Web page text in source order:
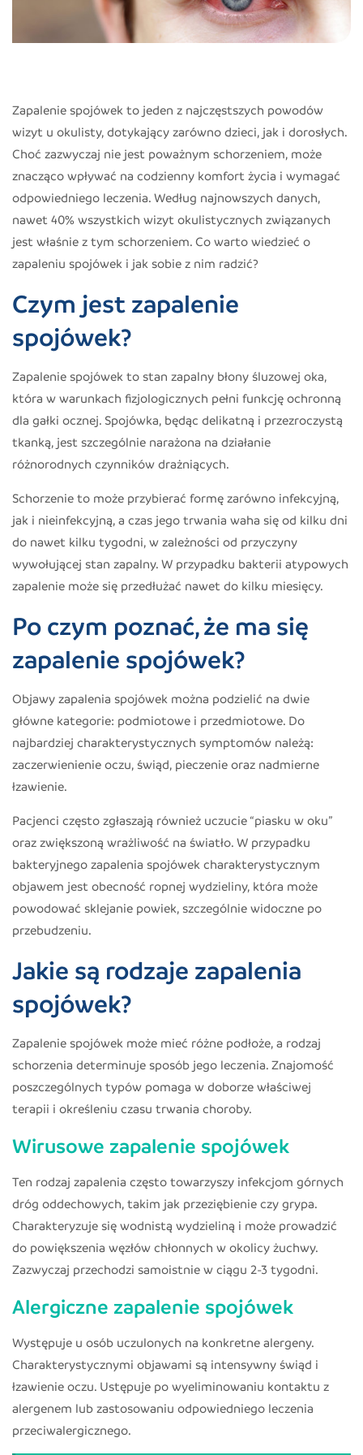
Zapalenie spojówek to jeden z najczęstszych powodów
wizyt u okulisty, dotykający zarówno dzieci, jak i dorosłych.
Choć zazwyczaj nie jest poważnym schorzeniem, może
znacząco wpływać na codzienny komfort życia i wymagać
odpowiedniego leczenia. Według najnowszych danych,
nawet 40% wszystkich wizyt okulistycznych związanych
jest właśnie z tym schorzeniem. Co warto wiedzieć o
zapaleniu spojówek i jak sobie z nim radzić?
Czym jest zapalenie
spojówek?
Zapalenie spojówek to stan zapalny błony śluzowej oka,
która w warunkach fizjologicznych pełni funkcję ochronną
dla gałki ocznej. Spojówka, będąc delikatną i przezroczystą
tkanką, jest szczególnie narażona na działanie
różnorodnych czynników drażniących.
Schorzenie to może przybierać formę zarówno infekcyjną,
jak i nieinfekcyjną, a czas jego trwania waha się od kilku dni
do nawet kilku tygodni, w zależności od przyczyny
wywołującej stan zapalny. W przypadku bakterii atypowych
zapalenie może się przedłużać nawet do kilku miesięcy.
Po czym poznać, że ma się
zapalenie spojówek?
Objawy zapalenia spojówek można podzielić na dwie
główne kategorie: podmiotowe i przedmiotowe. Do
najbardziej charakterystycznych symptomów należą:
zaczerwienienie oczu, świąd, pieczenie oraz nadmierne
łzawienie.
Pacjenci często zgłaszają również uczucie “piasku w oku”
oraz zwiększoną wrażliwość na światło. W przypadku
bakteryjnego zapalenia spojówek charakterystycznym
objawem jest obecność ropnej wydzieliny, która może
powodować sklejanie powiek, szczególnie widoczne po
przebudzeniu.
Jakie są rodzaje zapalenia
spojówek?
Zapalenie spojówek może mieć różne podłoże, a rodzaj
schorzenia determinuje sposób jego leczenia. Znajomość
poszczególnych typów pomaga w doborze właściwej
terapii i określeniu czasu trwania choroby.
Wirusowe zapalenie spojówek
Ten rodzaj zapalenia często towarzyszy infekcjom górnych
dróg oddechowych, takim jak przeziębienie czy grypa.
Charakteryzuje się wodnistą wydzieliną i może prowadzić
do powiększenia węzłów chłonnych w okolicy żuchwy.
Zazwyczaj przechodzi samoistnie w ciągu 2-3 tygodni.
Alergiczne zapalenie spojówek
Występuje u osób uczulonych na konkretne alergeny.
Charakterystycznymi objawami są intensywny świąd i
łzawienie oczu. Ustępuje po wyeliminowaniu kontaktu z
alergenem lub zastosowaniu odpowiedniego leczenia
przeciwalergicznego.